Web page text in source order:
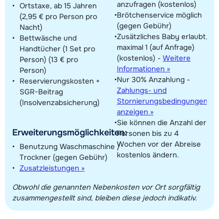
Ortstaxe, ab 15 Jahren
(2,95 € pro Person pro
Nacht)
Bettwäsche und
Handtücher (1 Set pro
Person) (13 € pro
Person)
Reservierungskosten +
SGR-Beitrag
(Insolvenzabsicherung)
Erweiterungsmöglichkeiten:
Benutzung Waschmaschine /
Trockner (gegen Gebühr)
Zusatzleistungen »
anzufragen (kostenlos)
Brötchenservice möglich
(gegen Gebühr)
Zusätzliches Baby erlaubt,
maximal 1 (auf Anfrage)
(kostenlos) - Weitere
Informationen »
Nur 30% Anzahlung -
Zahlungs- und
Stornierungsbedingungen
anzeigen »
Sie können die Anzahl der
Personen bis zu 4
Wochen vor der Abreise
kostenlos ändern.
Obwohl die genannten Nebenkosten vor Ort sorgfältig
zusammengestellt sind, bleiben diese jedoch indikativ.